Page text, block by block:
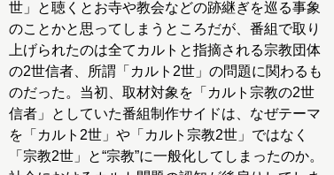
世」と聴くとお寺や教会などの跡継ぎを巡る事象
のことかと思ってしまうところだが、番組で取り
上げられたのは全てカルトと指摘される宗教団体
の2世信者、所謂「カルト2世」の問題に関わるも
のだった。当初、取材対象を「カルト宗教の2世
信者」としていた番組制作サイドは、なぜテーマ
を「カルト2世」や「カルト宗教2世」ではなく
「宗教2世」と“宗教”に一般化してしまったのか。